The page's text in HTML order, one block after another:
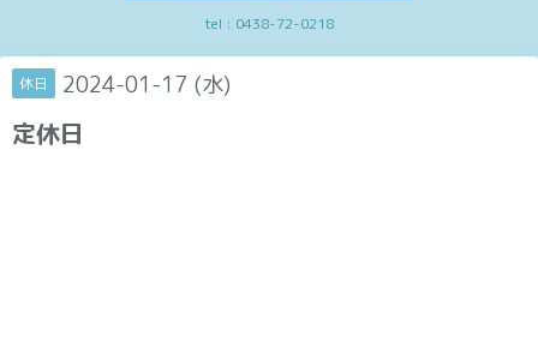
tel : 0438-72-0218
休日 2024-01-17 (水)
定休日